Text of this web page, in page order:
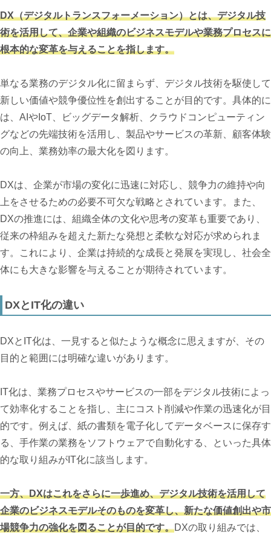
DX（デジタルトランスフォーメーション）とは、デジタル技
術を活用して、企業や組織のビジネスモデルや業務プロセスに
根本的な変革を与えることを指します。
単なる業務のデジタル化に留まらず、デジタル技術を駆使して
新しい価値や競争優位性を創出することが目的です。具体的に
は、AIやIoT、ビッグデータ解析、クラウドコンピューティン
グなどの先端技術を活用し、製品やサービスの革新、顧客体験
の向上、業務効率の最大化を図ります。
DXは、企業が市場の変化に迅速に対応し、競争力の維持や向
上をさせるための必要不可欠な戦略とされています。また、
DXの推進には、組織全体の文化や思考の変革も重要であり、
従来の枠組みを超えた新たな発想と柔軟な対応が求められま
す。これにより、企業は持続的な成長と発展を実現し、社会全
体にも大きな影響を与えることが期待されています。
DXとIT化の違い
DXとIT化は、一見すると似たような概念に思えますが、その
目的と範囲には明確な違いがあります。
IT化は、業務プロセスやサービスの一部をデジタル技術によっ
て効率化することを指し、主にコスト削減や作業の迅速化が目
的です。例えば、紙の書類を電子化してデータベースに保存す
る、手作業の業務をソフトウェアで自動化する、といった具体
的な取り組みがIT化に該当します。
一方、DXはこれをさらに一歩進め、デジタル技術を活用して
企業のビジネスモデルそのものを変革し、新たな価値創出や市
場競争力の強化を図ることが目的です。DXの取り組みでは、